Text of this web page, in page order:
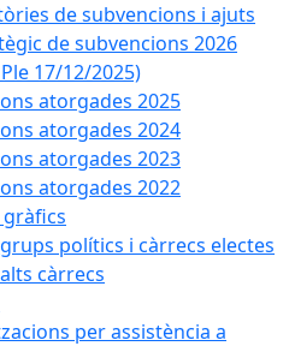
de subvencions i ajuts
de subvencions 2026
17/12/2025)
atorgades 2025
atorgades 2024
atorgades 2023
atorgades 2022
polítics i càrrecs electes
càrrecs
per assistència a